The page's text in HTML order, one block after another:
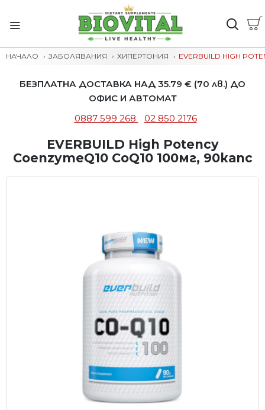
НАЧАЛО ЗАБОЛЯВАНИЯ ХИПЕРТОНИЯ EVERBUILD HIGH
БЕЗПЛАТНА ДОСТАВКА НАД 35.79 € (70 лв.) ДО
ОФИС И АВТОМАТ
0887 599 268
02 850 2176
EVERBUILD High Potency
CoenzymeQ10 CoQ10 100мг, 90капс